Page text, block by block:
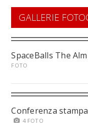
GALLERIE
SpaceBalls The
FOTO
Conferenza
4 FOTO